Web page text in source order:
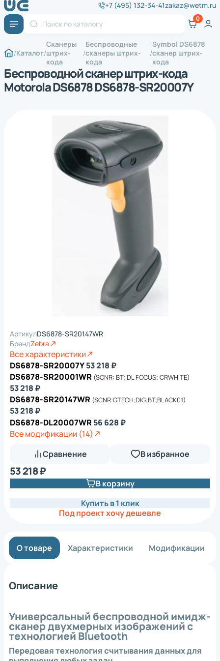
+7 (495) 132-34-41zakaz@wetm.ru
Каталог
Сканеры
штрих-
кода
Беспроводные
сканеры штрих-
кода
Symbol DS6878
сканер штрих-
кода
Беспроводной сканер штрих-кода
Motorola DS6878 DS6878-SR20007Y
АртикулDS6878-SR20147WR
БрендZebra
Все характеристики
DS6878-SR20007Y53 218 ₽
DS6878-SR20001WR (SCNR: BT; DL FOCUS; CRWHITE)
53 218 ₽
DS6878-SR20147WR (SCNR:GTECH;DIG;BT;BLACK01)
53 218 ₽
DS6878-DL20007WR 56 628 ₽
Все модификации (14)
Сравнение
В избранное
53 218 ₽
В корзину
Купить в 1 клик
Под проект хочу дешевле
О товаре Характеристики Модификации
Описание
Универсальный беспроводной имидж-
сканер двухмерных изображений с
технологией Bluetooth
Передовая технология считывания данных для